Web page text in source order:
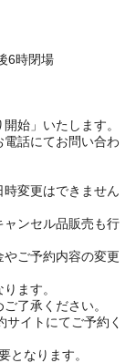
6時閉場
始」いたします。
電話にてお問い合わ
時変更はできません
ャンセル品販売も行
やご予約内容の変更
ます。
了承ください。
サイトにてご予約く
となります。